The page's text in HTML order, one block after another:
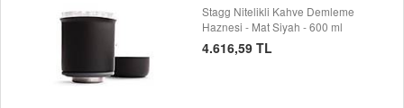
Stagg Nitelikli Kahve Demleme
Haznesi - Mat Siyah - 600 ml
4.616,59 TL